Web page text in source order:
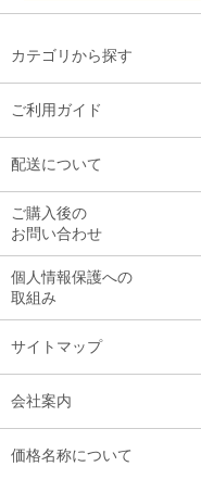
思い切っ
日立のエアコン白くまく
全体がすぐに冷えます。
機能も充実していて、高
す。
カテゴリから探す
ご利用ガイド
配送について
ご購入後の
お問い合わせ
個人情報保護への
取組み
サイトマップ
会社案内
価格名称について